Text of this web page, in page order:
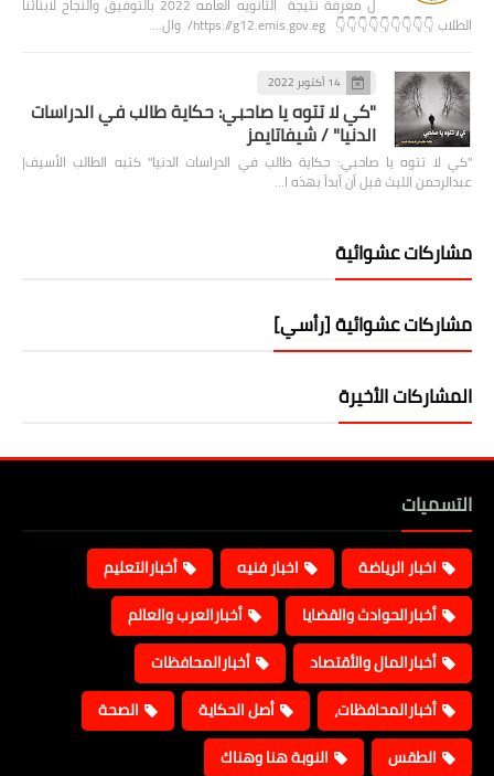
الطلاب 👇👇👇👇👇👇👇👇👇 https://g12.emis.gov.eg/ وال…
14 أكتوبر 2022
"كي لا تتوه يا صاحبي: حكاية طالب في الدراسات
الدنيا" / شيفاتايمز
"كي لا تتوه يا صاحبي: حكاية طالب في الدراسات الدنيا" كتبه الطالب الأسيف|
عبدالرحمن الليث قبل أن أبدأ بهذه ا…
مشاركات عشوائية
مشاركات عشوائية [رأسي]
المشاركات الأخيرة
التسميات
اخبار الرياضة اخبار فنيه
أخبارالتعليم
أخبارالحوادث والقضايا
أخبارالعرب والعالم
أخبارالمال والأقتصاد
أخبارالمحافظات
أخبارالمحافظات،
أصل الحكاية
الصحة
الطقس
النوبة هنا وهناك